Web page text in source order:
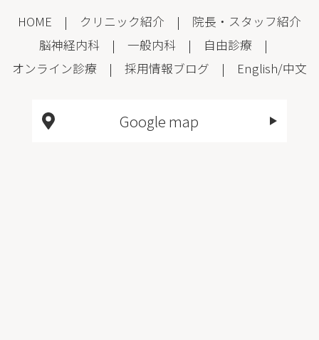
HOME | クリニック紹介 | 院長・スタッフ紹介
脳神経内科 | 一般内科 | 自由診療 |
オンライン診療 | 採用情報ブログ | English/中文
Google map